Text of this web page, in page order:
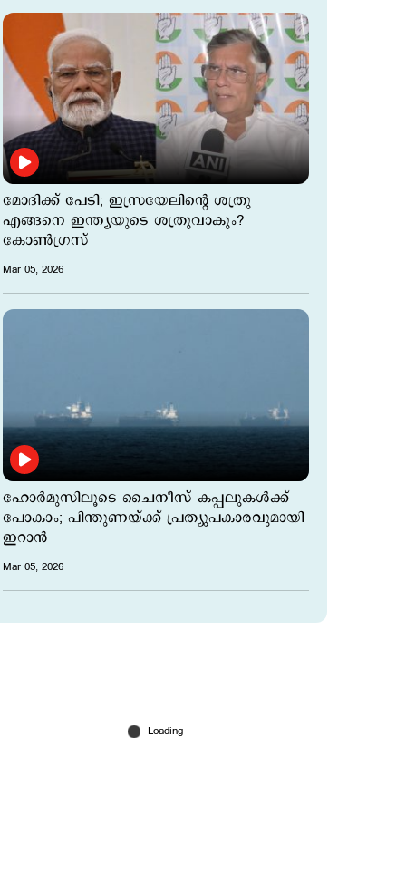
മോദിക്ക് പേടി; ഇസ്രയേലിന്റെ ശത്രു
എങ്ങനെ ഇന്ത്യയുടെ ശത്രുവാകും?
കോണ്‍ഗ്രസ്
Mar 05, 2026
ഹോർമുസിലൂടെ ചൈനീസ് കപ്പലുകള്‍ക്ക്
പോകാം; പിന്തുണയ്ക്ക് പ്രത്യുപകാരവുമായി
ഇറാന്‍
Mar 05, 2026